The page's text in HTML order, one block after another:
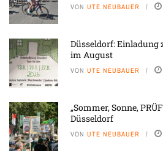
VON UTE NEUBAUER
Düsseldorf: Einladung
im August
VON UTE NEUBAUER
„Sommer, Sonne,
Düsseldorf
VON UTE NEUBAUER